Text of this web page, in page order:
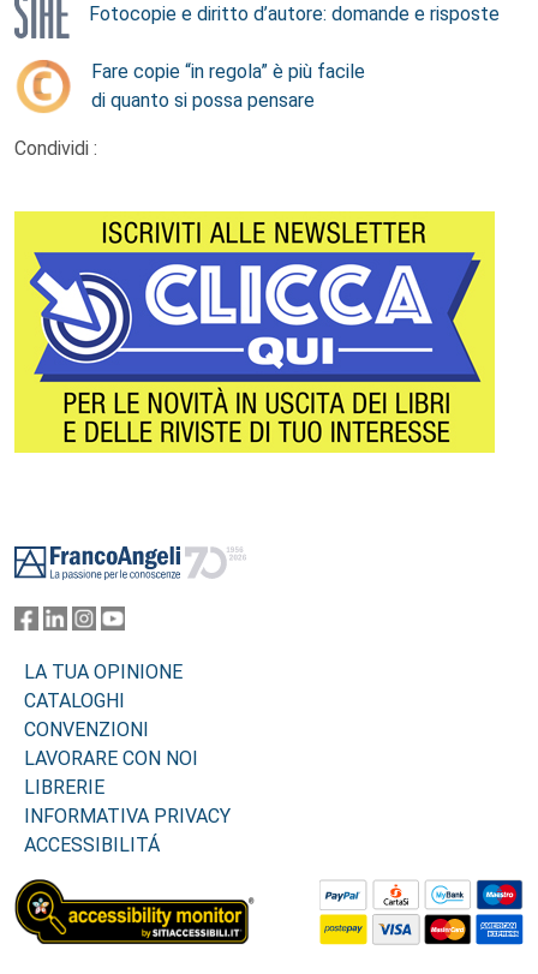
Fotocopie e diritto d’autore: domande e risposte
Fare copie “in regola” è più facile
di quanto si possa pensare
Condividi :
LA TUA OPINIONE
CATALOGHI
CONVENZIONI
LAVORARE CON NOI
LIBRERIE
INFORMATIVA PRIVACY
ACCESSIBILITÁ